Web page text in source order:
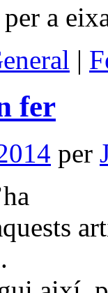
a
|
fer
per